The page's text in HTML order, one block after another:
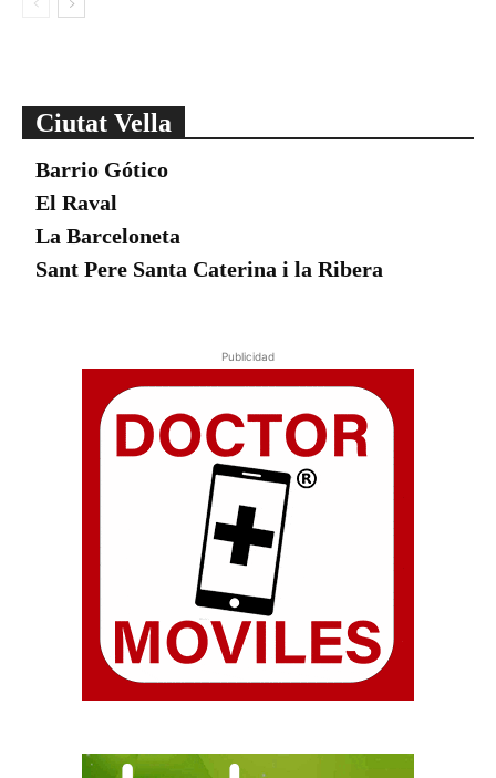
Ciutat Vella
Barrio Gótico
El Raval
La Barceloneta
Sant Pere Santa Caterina i la Ribera
Publicidad